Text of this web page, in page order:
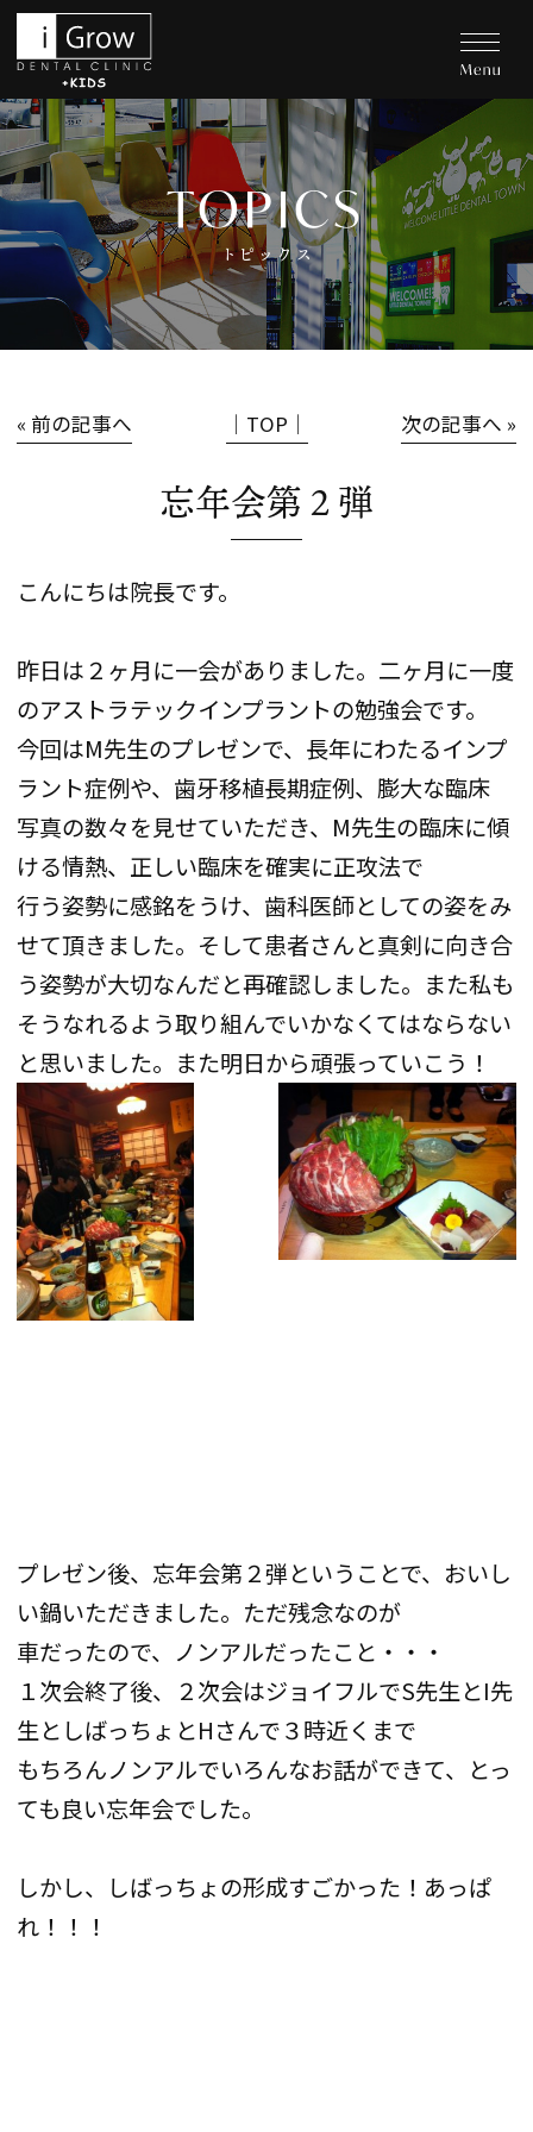
TOPICS
トピックス
« 前の記事へ │TOP│ 次の記事へ »
忘年会第２弾
こんにちは院長です。
昨日は２ヶ月に一会がありました。二ヶ月に一度
のアストラテックインプラントの勉強会です。
今回はM先生のプレゼンで、長年にわたるインプ
ラント症例や、歯牙移植長期症例、膨大な臨床
写真の数々を見せていただき、M先生の臨床に傾
ける情熱、正しい臨床を確実に正攻法で
行う姿勢に感銘をうけ、歯科医師としての姿をみ
せて頂きました。そして患者さんと真剣に向き合
う姿勢が大切なんだと再確認しました。また私も
そうなれるよう取り組んでいかなくてはならない
と思いました。また明日から頑張っていこう！
プレゼン後、忘年会第２弾ということで、おいし
い鍋いただきました。ただ残念なのが
車だったので、ノンアルだったこと・・・
１次会終了後、２次会はジョイフルでS先生とI先
生としばっちょとHさんで３時近くまで
もちろんノンアルでいろんなお話ができて、とっ
ても良い忘年会でした。
しかし、しばっちょの形成すごかった！あっぱ
れ！！！